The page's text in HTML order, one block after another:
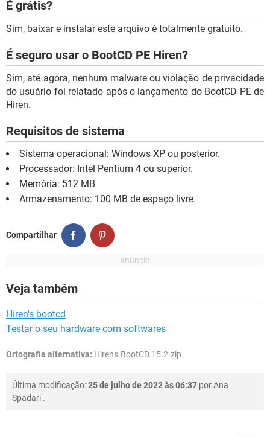
É grátis?
Sim, baixar e instalar este arquivo é totalmente gratuito.
É seguro usar o BootCD PE Hiren?
Sim, até agora, nenhum malware ou violação de privacidade
do usuário foi relatado após o lançamento do BootCD PE de
Hiren.
Requisitos de sistema
Sistema operacional: Windows XP ou posterior.
Processador: Intel Pentium 4 ou superior.
Memória: 512 MB
Armazenamento: 100 MB de espaço livre.
Compartilhar
Veja também
Hiren's bootcd
Testar o seu hardware com softwares
Ortografia alternativa: Hirens.BootCD.15.2.zip
Última modificação:25 de julho de 2022 às 06:37 porAna
Spadari .